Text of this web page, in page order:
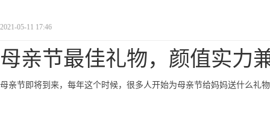
2021-05-11 17:46
母亲节最佳礼物，颜值实力
母亲节即将到来，每年这个时候，很多人开始为母亲节给妈妈送什么礼